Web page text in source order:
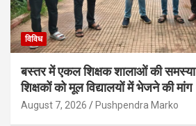
विविध
बस्तर में एकल शिक्षक शालाओं की
शिक्षकों को मूल विद्यालयों में भेजने की मांग
August 7, 2026 Pushpendra Marko